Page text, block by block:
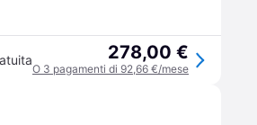
278,00 €
O 3 pagamenti di 92,66 €/mese